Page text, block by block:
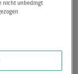
nicht unbedingt